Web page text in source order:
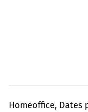
Homeoffice, Dates